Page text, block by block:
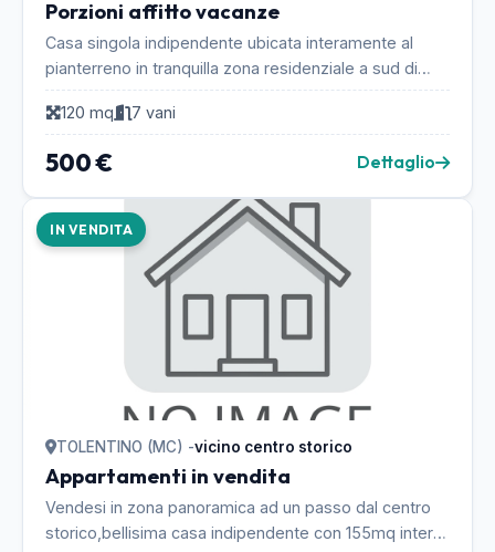
Porzioni affitto vacanze
Casa singola indipendente ubicata interamente al
pianterreno in tranquilla zona residenziale a sud di
Civitanova Marche. Si compone di ingresso, cucin...
120 mq
7 vani
500 € Dettaglio
IN VENDITA
TOLENTINO (MC) -vicino centro storico
Appartamenti in vendita
Vendesi in zona panoramica ad un passo dal centro
storico,bellisima casa indipendente con 155mq interni